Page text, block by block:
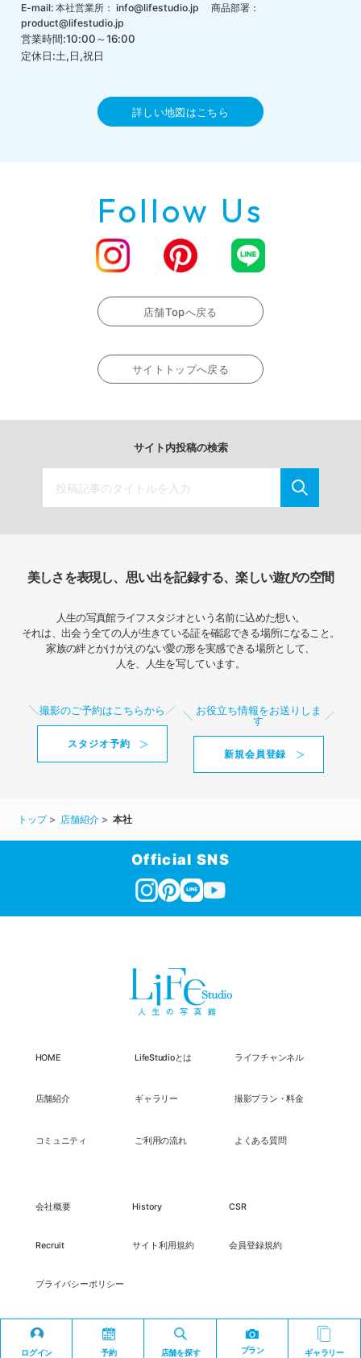
ログイン 予約 店舗を探す プラン ギャラリー
E-mail: 本社営業所： info@lifestudio.jp 商品部署：
product@lifestudio.jp
営業時間:10:00～16:00
定休日:土,日,祝日
詳しい地図はこちら
Follow Us
店舗Topへ戻る
サイトトップへ戻る
サイト内投稿の検索
美しさを表現し、思い出を記録する、楽しい遊びの空間
人生の写真館ライフスタジオという名前に込めた想い。
それは、出会う全ての人が生きている証を確認できる場所になること。
家族の絆とかけがえのない愛の形を実感できる場所として、
人を、人生を写しています。
撮影のご予約はこちらから
スタジオ予約
お役立ち情報をお送りしま
す
新規会員登録
トップ 店舗紹介 本社
Official SNS
HOME LifeStudioとは ライフチャンネル
店舗紹介 ギャラリー 撮影プラン・料金
コミュニティ ご利用の流れ よくある質問
会社概要 History CSR
Recruit サイト利用規約 会員登録規約
プライバシーポリシー